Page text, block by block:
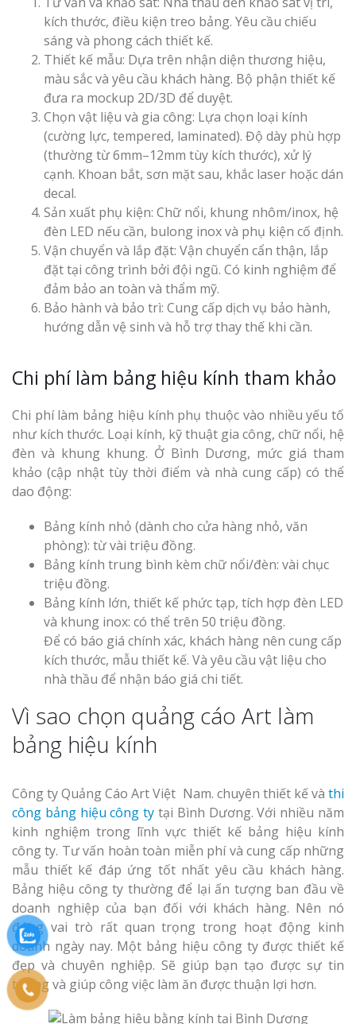
kích thước, điều kiện treo bảng. Yêu cầu chiếu
sáng và phong cách thiết kế.
Thiết kế mẫu: Dựa trên nhận diện thương hiệu,
màu sắc và yêu cầu khách hàng. Bộ phận thiết kế
đưa ra mockup 2D/3D để duyệt.
Chọn vật liệu và gia công: Lựa chọn loại kính
(cường lực, tempered, laminated). Độ dày phù hợp
(thường từ 6mm–12mm tùy kích thước), xử lý
cạnh. Khoan bắt, sơn mặt sau, khắc laser hoặc dán
decal.
Sản xuất phụ kiện: Chữ nổi, khung nhôm/inox, hệ
đèn LED nếu cần, bulong inox và phụ kiện cố định.
Vận chuyển và lắp đặt: Vận chuyển cẩn thận, lắp
đặt tại công trình bởi đội ngũ. Có kinh nghiệm để
đảm bảo an toàn và thẩm mỹ.
Bảo hành và bảo trì: Cung cấp dịch vụ bảo hành,
hướng dẫn vệ sinh và hỗ trợ thay thế khi cần.
Chi phí làm bảng hiệu kính tham khảo
Chi phí làm bảng hiệu kính phụ thuộc vào nhiều yếu tố
như kích thước. Loại kính, kỹ thuật gia công, chữ nổi, hệ
đèn và khung khung. Ở Bình Dương, mức giá tham
khảo (cập nhật tùy thời điểm và nhà cung cấp) có thể
dao động:
Bảng kính nhỏ (dành cho cửa hàng nhỏ, văn
phòng): từ vài triệu đồng.
Bảng kính trung bình kèm chữ nổi/đèn: vài chục
triệu đồng.
Bảng kính lớn, thiết kế phức tạp, tích hợp đèn LED
và khung inox: có thể trên 50 triệu đồng.
Để có báo giá chính xác, khách hàng nên cung cấp
kích thước, mẫu thiết kế. Và yêu cầu vật liệu cho
nhà thầu để nhận báo giá chi tiết.
Vì sao chọn quảng cáo Art làm
bảng hiệu kính
Công ty Quảng Cáo Art Việt Nam. chuyên thiết kế và thi
công bảng hiệu công ty tại Bình Dương. Với nhiều năm
kinh nghiệm trong lĩnh vực thiết kế bảng hiệu kính
công ty. Tư vấn hoàn toàn miễn phí và cung cấp những
mẫu thiết kế đáp ứng tốt nhất yêu cầu khách hàng.
Bảng hiệu công ty thường để lại ấn tượng ban đầu về
doanh nghiệp của bạn đối với khách hàng. Nên nó
đóng vai trò rất quan trọng trong hoạt động kinh
doanh ngày nay. Một bảng hiệu công ty được thiết kế
đẹp và chuyên nghiệp. Sẽ giúp bạn tạo được sự tin
tưởng và giúp công việc làm ăn được thuận lợi hơn.